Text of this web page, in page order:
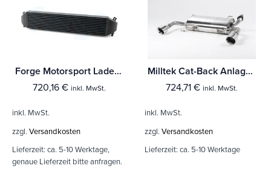
Forge Motorsport Ladeluftkühler Suzuki Swift
720,16 € inkl. MwSt.
inkl. MwSt.
zzgl. Versandkosten
Lieferzeit: ca. 5-10 Werktage,
genaue Lieferzeit bitte anfragen.
Milltek Cat-Back Anlage Suzuki Swift Sport 1.6 VVT (ZC32S)
724,71 € inkl. MwSt.
inkl. MwSt.
zzgl. Versandkosten
Lieferzeit: ca. 5-10 Werktage